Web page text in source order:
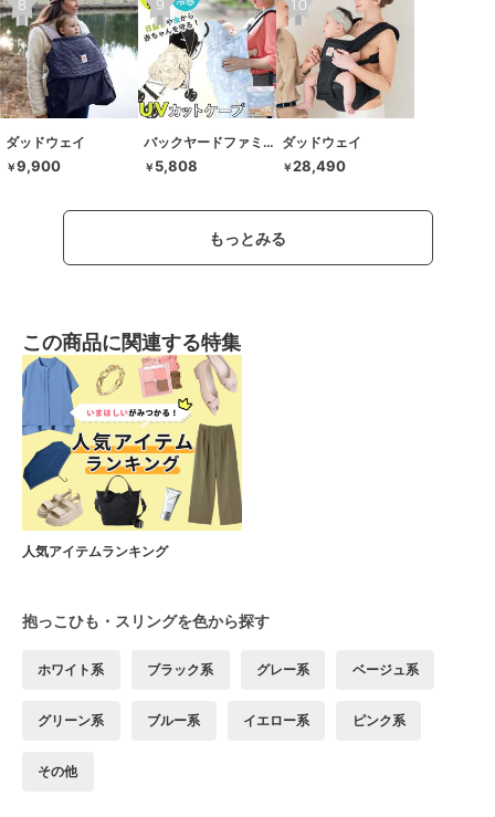
ダッドウェイ
￥9,900
バックヤードファミリー
￥ 5,808
ダッドウェイ
￥28,490
もっとみる
この商品に関連する特集
人気アイテムランキング
抱っこひも・スリングを色から探す
ホワイト系 ブラック系 グレー系 ベージュ系
グリーン系 ブルー系 イエロー系 ピンク系
その他